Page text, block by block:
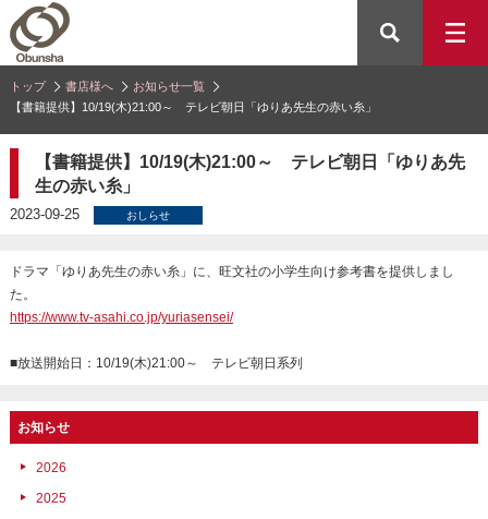
トップ 書店様へ
お知らせ一覧
【書籍提供】10/19(木)21:00～ テレビ朝日「ゆりあ先生の赤い糸」
【書籍提供】10/19(木)21:00～ テレビ朝日「ゆりあ先
生の赤い糸」
2023-09-25 おしらせ
ドラマ「ゆりあ先生の赤い糸」に、旺文社の小学生向け参考書を提供しまし
た。
https://www.tv-asahi.co.jp/yuriasensei/
■放送開始日：10/19(木)21:00～ テレビ朝日系列
お知らせ
2026
2025